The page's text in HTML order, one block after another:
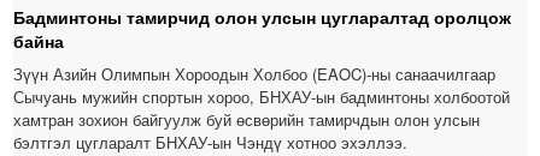
Бадминтоны тамирчид олон улсын цугларалтад оролцож
байна
Зүүн Азийн Олимпын Хороодын Холбоо (EAOC)-ны санаачилгаар
Сычуань мужийн спортын хороо, БНХАУ-ын бадминтоны холбоотой
хамтран зохион байгуулж буй өсвөрийн тамирчдын олон улсын
бэлтгэл цугларалт БНХАУ-ын Чэндү хотноо эхэллээ.